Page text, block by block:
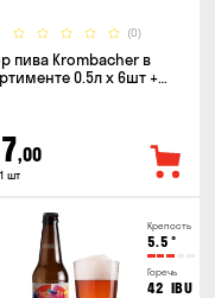
(0)
пива Krombacher в
0.5л х 6шт +
,00
шт
Крепость
5.5 °
Горечь
42 IBU